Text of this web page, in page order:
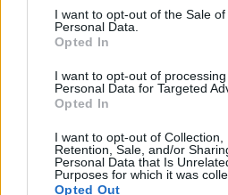
consent section.
I want to opt-out of the Sale of
Personal Data.
Opted In
I want to opt-out of
Personal Data for Targeted
Opted In
I want to opt-out of Collection,
Retention, Sale, and/or
Personal Data that Is
Purposes for which it was
Opted Out
Vennleg helsing
Odd-Bjørn Hjelmeset